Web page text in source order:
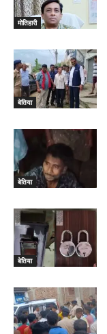
मोतिहारी
बेतिया
बेतिया
बेतिया